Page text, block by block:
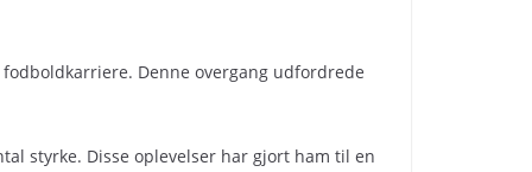
Denne overgang udfordrede
styrke. Disse oplevelser har gjort ham til en